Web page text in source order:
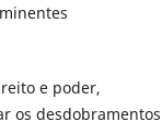
e poder,
os desdobramentos